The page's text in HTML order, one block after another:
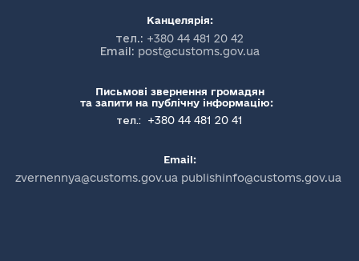
Канцелярія:
тел.: +380 44 481 20 42
Email: post@customs.gov.ua
Письмові звернення громадян
та запити на публічну інформацію:
тел.:
+380 44 481 20 41
Email:
zvernennya@customs.gov.ua publishinfo@customs.gov.ua